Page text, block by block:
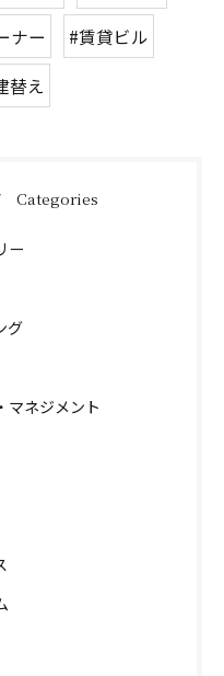
ナー #賃貸ビル
替え
Categories
ー
グ
マネジメント